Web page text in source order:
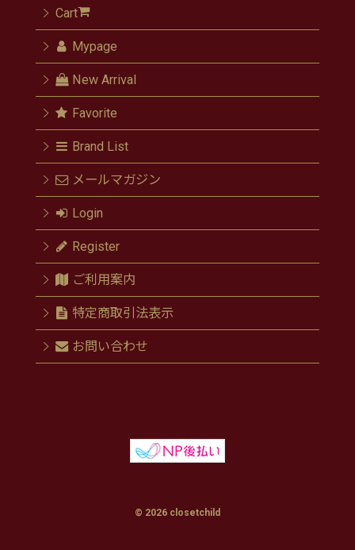
Cart
Mypage
New Arrival
Favorite
Brand List
メールマガジン
Login
Register
ご利用案内
特定商取引法表示
お問い合わせ
© 2026 closetchild